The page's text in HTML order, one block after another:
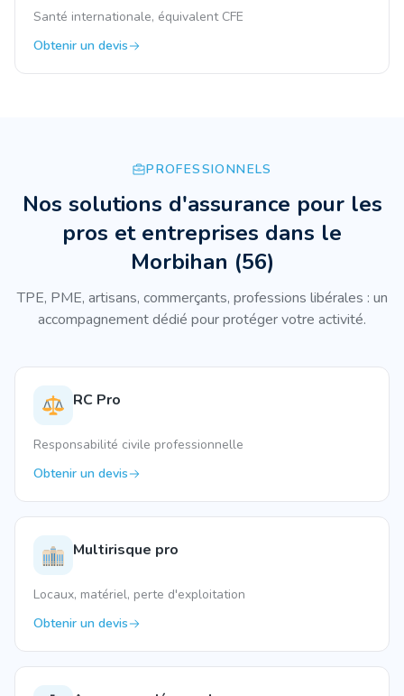
Santé internationale, équivalent CFE
Obtenir un devis
PROFESSIONNELS
Nos solutions d'assurance pour les
pros et entreprises dans le
Morbihan (56)
TPE, PME, artisans, commerçants, professions libérales : un
accompagnement dédié pour protéger votre activité.
RC Pro
Responsabilité civile professionnelle
Obtenir un devis
Multirisque pro
Locaux, matériel, perte d'exploitation
Obtenir un devis